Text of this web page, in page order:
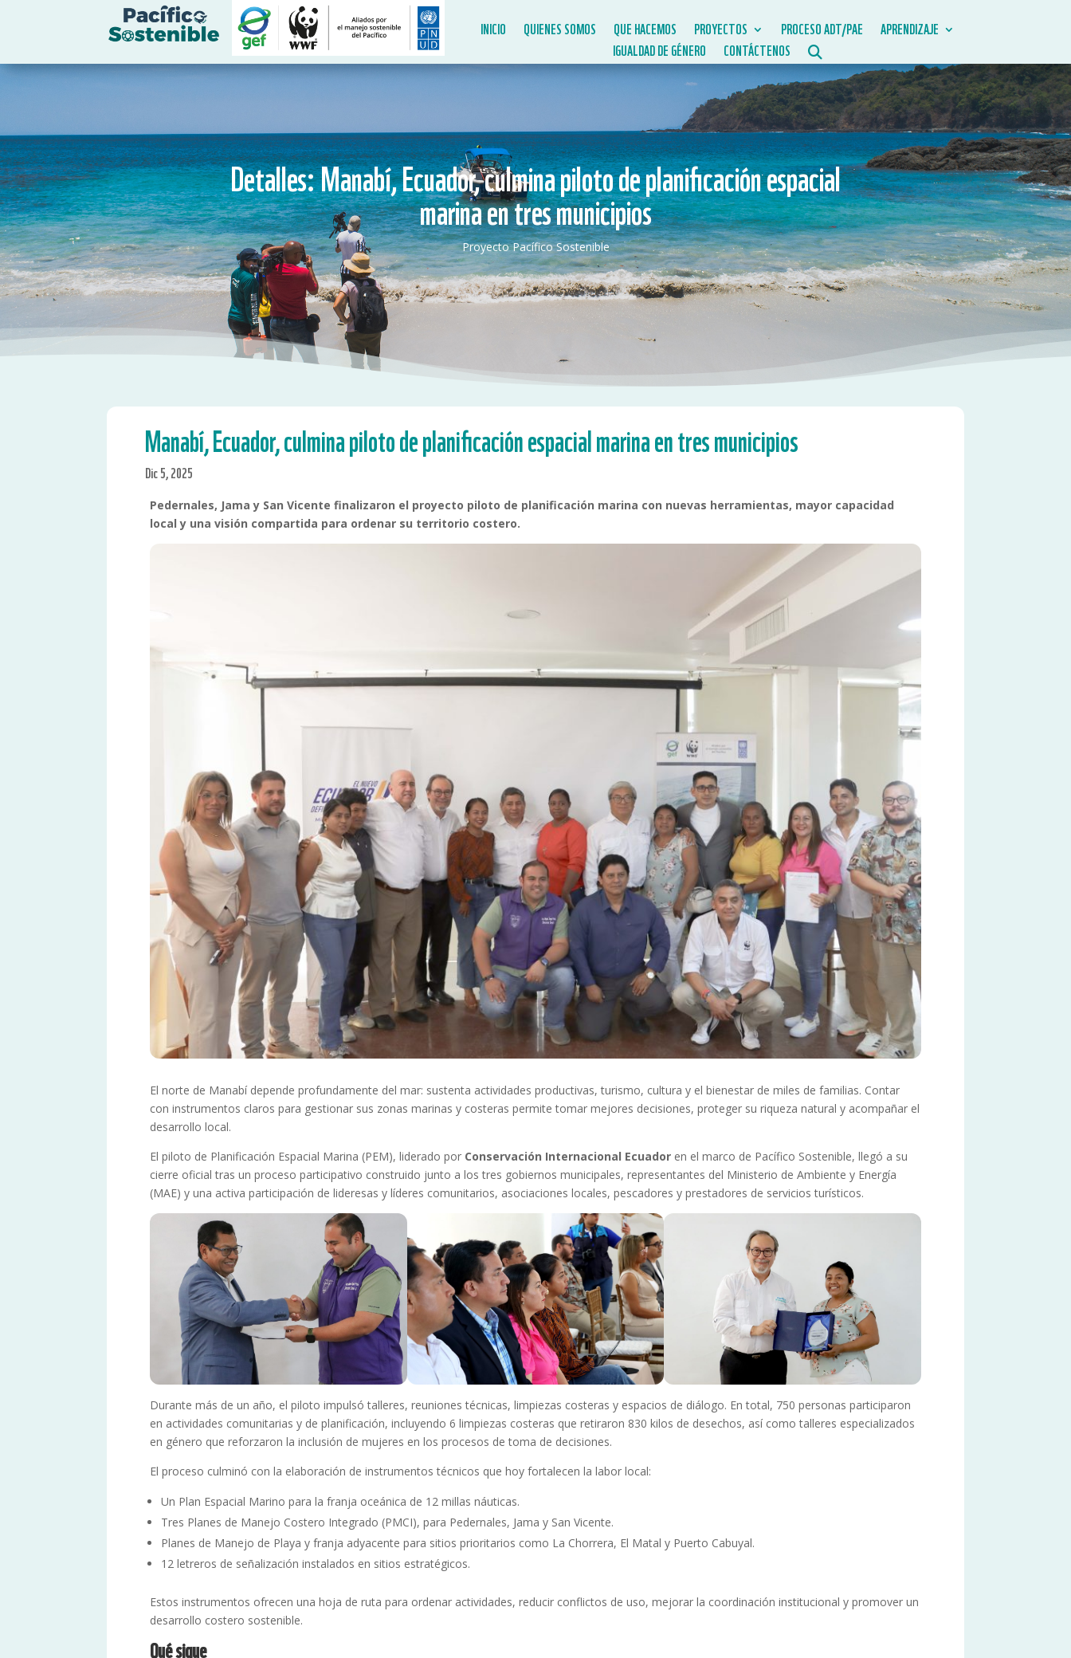
INICIO QUIENES SOMOS QUE HACEMOS PROYECTOS PROCESO ADT/PAE
APRENDIZAJE
IGUALDAD DE GÉNERO
CONTÁCTENOS
Detalles: Manabí, Ecuador, culmina piloto de planificación espacial
marina en tres municipios
Proyecto Pacífico Sostenible
Manabí, Ecuador, culmina piloto de planificación espacial marina en tres municipios
Dic 5, 2025
Pedernales, Jama y San Vicente finalizaron el proyecto piloto de planificación marina con nuevas herramientas, mayor capacidad
local y una visión compartida para ordenar su territorio costero.
El norte de Manabí depende profundamente del mar: sustenta actividades productivas, turismo, cultura y el bienestar de miles de familias. Contar
con instrumentos claros para gestionar sus zonas marinas y costeras permite tomar mejores decisiones, proteger su riqueza natural y acompañar el
desarrollo local.
El piloto de Planificación Espacial Marina (PEM), liderado por Conservación Internacional Ecuador en el marco de Pacífico Sostenible, llegó a su
cierre oficial tras un proceso participativo construido junto a los tres gobiernos municipales, representantes del Ministerio de Ambiente y Energía
(MAE) y una activa participación de lideresas y líderes comunitarios, asociaciones locales, pescadores y prestadores de servicios turísticos.
Durante más de un año, el piloto impulsó talleres, reuniones técnicas, limpiezas costeras y espacios de diálogo. En total, 750 personas participaron
en actividades comunitarias y de planificación, incluyendo 6 limpiezas costeras que retiraron 830 kilos de desechos, así como talleres especializados
en género que reforzaron la inclusión de mujeres en los procesos de toma de decisiones.
El proceso culminó con la elaboración de instrumentos técnicos que hoy fortalecen la labor local:
Un Plan Espacial Marino para la franja oceánica de 12 millas náuticas.
Tres Planes de Manejo Costero Integrado (PMCI), para Pedernales, Jama y San Vicente.
Planes de Manejo de Playa y franja adyacente para sitios prioritarios como La Chorrera, El Matal y Puerto Cabuyal.
12 letreros de señalización instalados en sitios estratégicos.
Estos instrumentos ofrecen una hoja de ruta para ordenar actividades, reducir conflictos de uso, mejorar la coordinación institucional y promover un
desarrollo costero sostenible.
Qué sigue